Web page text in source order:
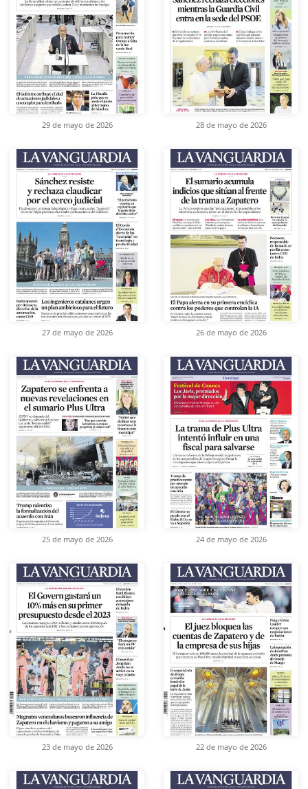
29 de mayo de 2026 28 de mayo de 2026
27 de mayo de 2026 26 de mayo de 2026
25 de mayo de 2026 24 de mayo de 2026
23 de mayo de 2026 22 de mayo de 2026